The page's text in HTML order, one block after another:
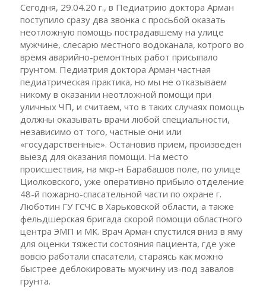
Сегодня, 29.04.20 г., в Педиатрию доктора Арман
поступило сразу два звонка с просьбой оказать
неотложную помощь пострадавшему на улице
мужчине, слесарю местного водоканала, котрого во
время аварийно-ремонтных работ присыпало
грунтом. Педиатрия доктора Арман частная
педиатрическая практика, но мы не отказываем
никому в оказании неотложной помощи при
уличных ЧП, и считаем, что в таких случаях помощь
должны оказывать врачи любой специальности,
независимо от того, частные они или
«государственные». Остановив прием, произведен
выезд для оказания помощи. На место
происшествия, на мкр-н Барабашов поле, по улице
Циолковского, уже оперативно прибыло отделение
48-й пожарно-спасательной части по охране г.
Люботин ГУ ГСЧС в Харьковской области, а также
фельдшерская бригада скорой помощи областного
центра ЭМП и МК. Врач Арман спустился вниз в яму
для оценки тяжести состояния пациента, где уже
вовсю работали спасатели, стараясь как можно
быстрее деблокировать мужчину из-под завалов
грунта.